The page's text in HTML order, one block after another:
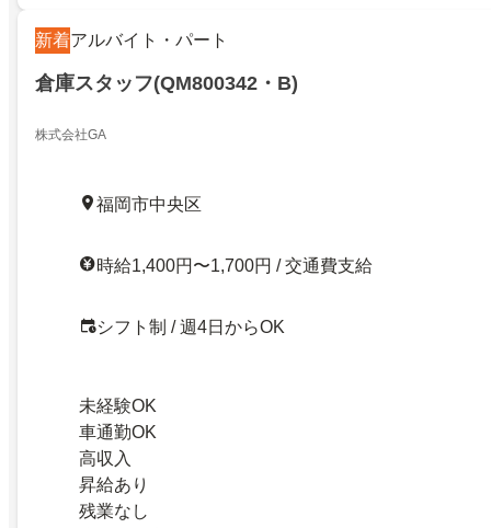
新着アルバイト・パート
倉庫スタッフ(QM800342・B)
株式会社GA
福岡市中央区
時給1,400円〜1,700円 / 交通費支給
シフト制 / 週4日からOK
未経験OK
車通勤OK
高収入
昇給あり
残業なし